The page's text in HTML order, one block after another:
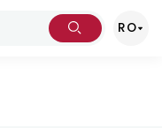
RO